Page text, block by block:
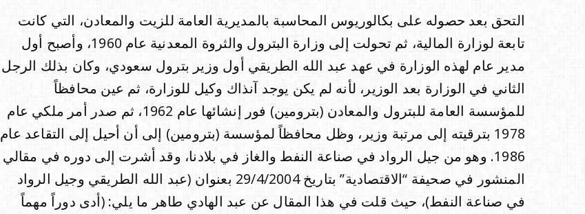
التحق بعد حصوله على بكالوريوس المحاسبة بالمديرية العامة للزيت والمعادن، التي كانت
تابعة لوزارة المالية، ثم تحولت إلى وزارة البترول والثروة المعدنية عام 1960، وأصبح أول
مدير عام لهذه الوزارة في عهد عبد الله الطريقي أول وزير بترول سعودي، وكان بذلك الرجل
الثاني في الوزارة بعد الوزير، لأنه لم يكن يوجد آنذاك وكيل للوزارة، ثم عين محافظاً
للمؤسسة العامة للبترول والمعادن (بترومين) فور إنشائها عام 1962، ثم صدر أمر ملكي عام
1978 بترقيته إلى مرتبة وزير، وظل محافظاً لمؤسسة (بترومين) إلى أن أحيل إلى التقاعد عام
1986. وهو من جيل الرواد في صناعة النفط والغاز في بلادنا، وقد أشرت إلى دوره في مقالي
المنشور في صحيفة “الاقتصادية” بتاريخ 29/4/2004 بعنوان (عبد الله الطريقي وجيل الرواد
في صناعة النفط)، حيث قلت في هذا المقال عن عبد الهادي طاهر ما يلي: (أدى دوراً مهماً